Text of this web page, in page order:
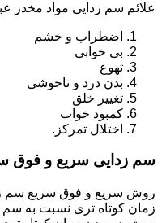
علائم سم زدایی مواد مخدر
اضطراب و خشم
بی خوابی
تهوع
بدن درد و ناخوشی
تغییر خلق
کمبود خواب
اختلال تمرکز.
سم زدایی سریع و فوق
روش سریع و فوق سریع سم
زمان کوتاه تری نسبت به